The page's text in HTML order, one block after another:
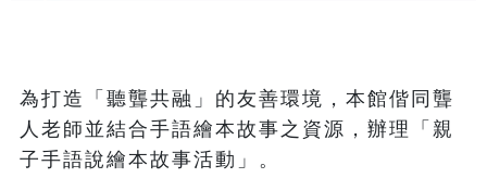
為打造「聽聾共融」的友善環境，本館偕同聾
人老師並結合手語繪本故事之資源，辦理「親
子手語說繪本故事活動」。